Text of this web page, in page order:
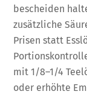
bescheiden
zusätzliche
Prisen statt
mit 1/8–1/4
oder erhöhte